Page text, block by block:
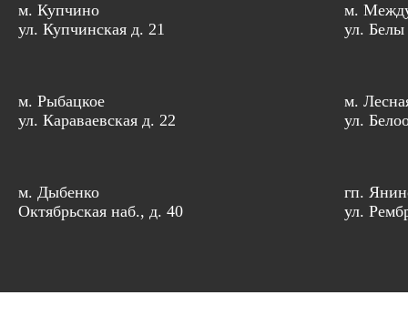
м. Купчино
ул. Купчинская д. 21
м.
ул.
м. Рыбацкое
ул. Караваевская д. 22
м.
ул.
м. Дыбенко
Октябрьская наб., д. 40
гп.
ул.